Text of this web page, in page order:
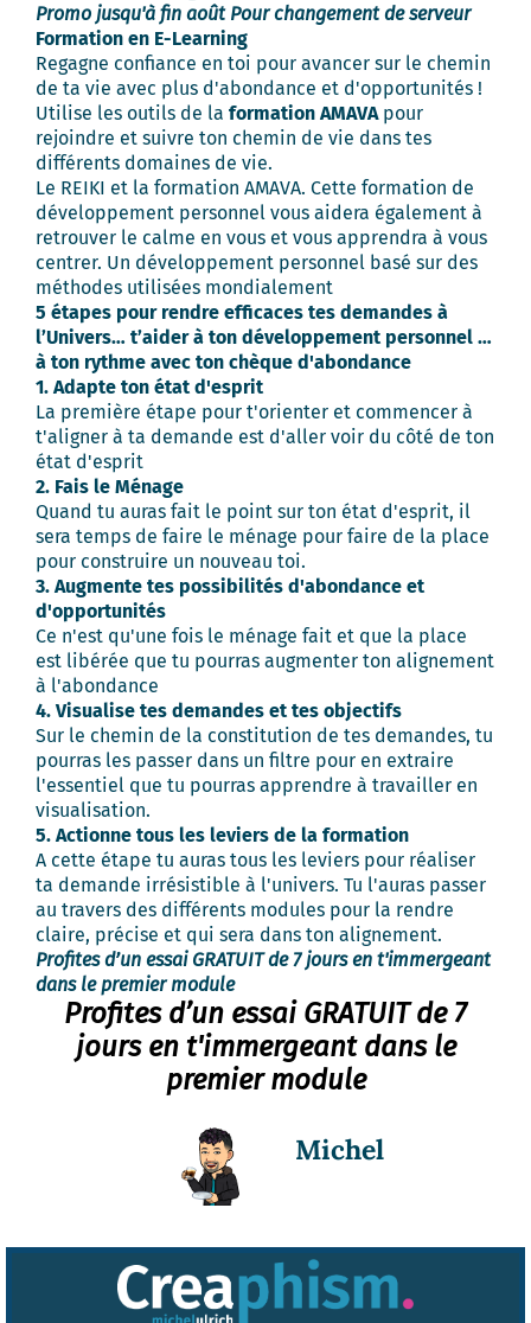
Promo jusqu'à fin août Pour changement de serveur
Formation en E-Learning
Regagne confiance en toi pour avancer sur le chemin
de ta vie avec plus d'abondance et d'opportunités !
Utilise les outils de la formation AMAVApour
rejoindre et suivre ton chemin de vie dans tes
différents domaines de vie.
Le REIKI et la formation AMAVA. Cette formation de
développement personnel vous aidera également à
retrouver le calme en vous et vous apprendra à vous
centrer. Un développement personnel basé sur des
méthodes utilisées mondialement
5 étapes pour rendre efficaces tes demandes à
l’Univers… t’aider à ton développement personnel …
à ton rythme avec ton chèque d'abondance
1. Adapte ton état d'esprit
La première étape pour t'orienter et commencer à
t'aligner à ta demande est d'aller voir du côté de ton
état d'esprit
2. Fais le Ménage
Quand tu auras fait le point sur ton état d'esprit, il
sera temps de faire le ménage pour faire de la place
pour construire un nouveau toi.
3. Augmente tes possibilités d'abondance et
d'opportunités
Ce n'est qu'une fois le ménage fait et que la place
est libérée que tu pourras augmenter ton alignement
à l'abondance
4. Visualise tes demandes et tes objectifs
Sur le chemin de la constitution de tes demandes, tu
pourras les passer dans un filtre pour en extraire
l'essentiel que tu pourras apprendre à travailler en
visualisation.
5. Actionne tous les leviers de la formation
A cette étape tu auras tous les leviers pour réaliser
ta demande irrésistible à l'univers. Tu l'auras passer
au travers des différents modules pour la rendre
claire, précise et qui sera dans ton alignement.
Profites d’un essai GRATUIT de 7 jours en t'immergeant
dans le premier module
Profites d’un essai GRATUIT de 7
jours en t'immergeant dans le
premier module
Michel